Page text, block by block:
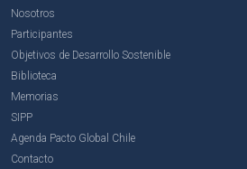
Nosotros
Participantes
Objetivos de Desarrollo Sostenible
Biblioteca
Memorias
SIPP
Agenda Pacto Global Chile
Contacto